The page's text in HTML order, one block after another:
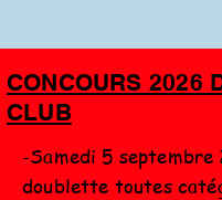
CONCOURS 2026
CLUB
-Samedi 5 septembre
doublette toutes